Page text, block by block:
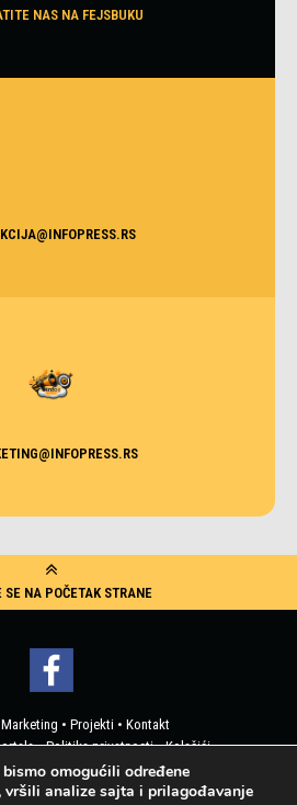
NAS NA FEJSBUKU
SE NA POČETAK STRANE
Marketing • Projekti • Kontakt
•Politika privatnosti•Kolačići
korisničkim podacima
omogućili određene
analize sajta i prilagođavanje